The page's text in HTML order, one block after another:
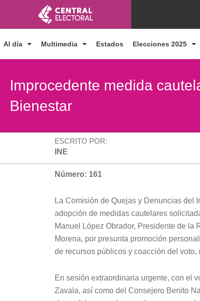
contenido
Al día Multimedia Estados Elecciones 2025
Improcedente medida
Bienestar
ESCRITO POR:
INE
Número: 161
La Comisión de Quejas y Denuncias del
adopción de medidas cautelares
Manuel López Obrador, Presidente de
Morena, por presunta promoción
de recursos públicos y coacción del voto,
En sesión extraordinaria urgente, con el
Zavala, así como del Consejero Benito